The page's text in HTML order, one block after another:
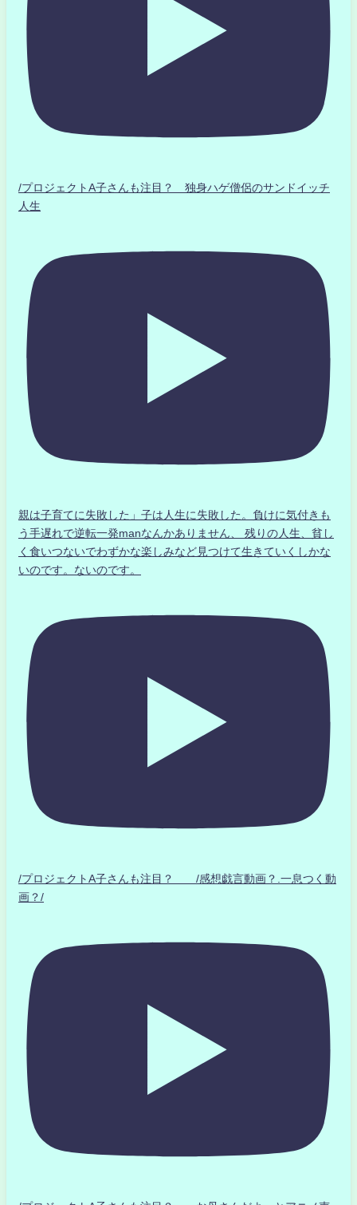
/プロジェクトA子さんも注目？ 独身ハゲ僧侶のサンドイッチ
人生
親は子育てに失敗した」子は人生に失敗した。負けに気付きも
う手遅れで逆転一発manなんかありません、 残りの人生、貧し
く食いつないでわずかな楽しみなど見つけて生きていくしかな
いのです。ないのです。
/プロジェクトA子さんも注目？ /感想戯言動画？.一息つく動
画？/